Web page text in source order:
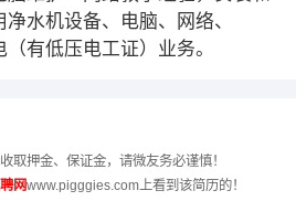
水机设备、电脑、网络、
有低压电工证）业务。
取押金、保证金，请微友务必谨慎！
网www.pigggies.com上看到该简历的！